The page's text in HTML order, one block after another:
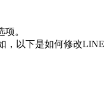
。
，以下是如何修改LINE